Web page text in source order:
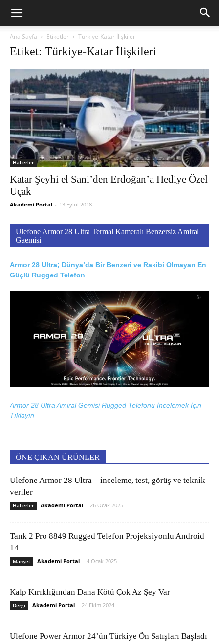
Ana Sayfa Etiketler Türkiye-Katar İlişkileri
Etiket: Türkiye-Katar İlişkileri
Haberler
Katar Şeyhi el Sani’den Erdoğan’a Hediye Özel
Uçak
Akademi Portal - 13 Eylül 2018
Ulefone Armor 28 Ultra Termal Kameralı Benzersiz Amiral
Gaemisi
Armor 28 Ultra; Dünya’da Bir Benzeri ve Rakibi Olmayan En
Güçlü Rugged Telefon
Armor 28 Ultra Amiral Gemisi Rugged Telefonu İncelemek İçin
Tıklayın
ÖNE ÇIKAN ÜRÜNLER
Ulefone Armor 28 Ultra – inceleme, test, görüş ve teknik
veriler
Haberler Akademi Portal - 26 Ocak 2025
Tank 2 Pro 8849 Rugged Telefon Projeksiyonlu Android
14
Manşet Akademi Portal - 4 Ocak 2025
Kalp Kırıklığından Daha Kötü Çok Az Şey Var
Dergi Akademi Portal - 24 Ekim 2024
Ulefone Power Armor 24’ün Türkiye Ön Satışları Başladı